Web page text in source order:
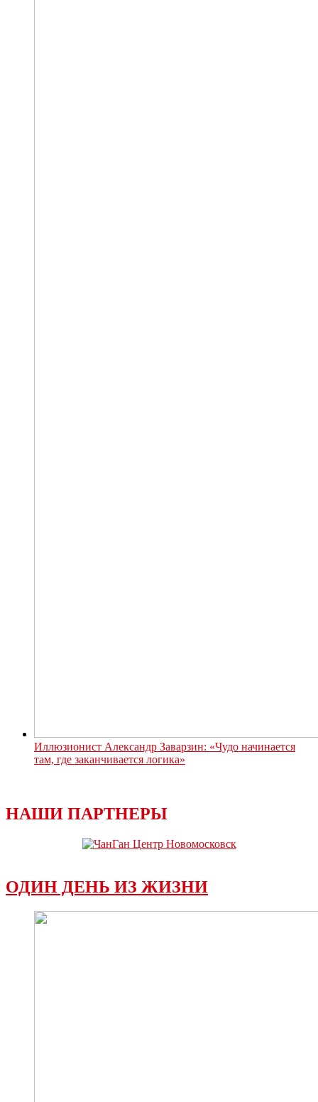
Иллюзионист Александр Заварзин: «Чудо начинается
там, где заканчивается логика»
НАШИ ПАРТНЕРЫ
ОДИН ДЕНЬ ИЗ ЖИЗНИ